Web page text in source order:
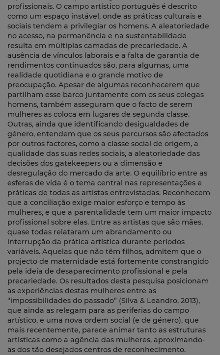
profissionais. O campo artístico português é descrito
como um espaço instável, onde as práticas culturais e
sociais tendem a privilegiar os homens. A aleatoriedade
no acesso, na permanência e na sustentabilidade
resulta em múltiplas camadas de precariedade. A
ausência de vínculos laborais e a falta de garantia de
rendimentos continuados são, para algumas, uma
realidade quotidiana e o grande motivo de
preocupação. Apesar de algumas reconhecerem que
partilham esse barco juntamente com os seus colegas
homens, também asseguram que o facto de serem
mulheres as coloca em lugares de segunda classe.
Outras, ainda que identificando desigualdades de
género, entendem que os seus percursos são afectados
por outros factores, como a classe social de origem, a
qualidade das suas redes sociais, a aleatoriedade das
decisões dos gatekeepers ou a dimensão e
desregulação do mercado da arte. O equilíbrio entre as
esferas de vida é o tema central nas representações e
práticas de todas as artistas entrevistadas. Reconhecem
que a conciliação exige maior esforço e tempo às
mulheres, e que a parentalidade tem um maior impacto
profissional sobre elas. Entre as artistas que são mães,
quase todas relataram um abrandamento ou
interrupção da prática artística durante períodos
variáveis. Aquelas que não têm filhos, admitem que o
projecto de maternidade está fortemente constrangido
pela ideia de desaparecimento profissional e pela
precariedade. Os resultados desta pesquisa posicionam
as experiências destas mulheres entre as
“impossibilidades do passado” (Silva & Leandro, 2013),
que ainda as relegam para as periferias do campo
artístico, e uma nova ordem social (e de género), que
mais recentemente, parece animar tanto as estruturas
artísticas como a agência das mulheres, aproximando-
as dos tão desejados centros de reconhecimento.